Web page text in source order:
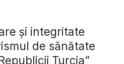
și integritate
de sănătate
Turcia”